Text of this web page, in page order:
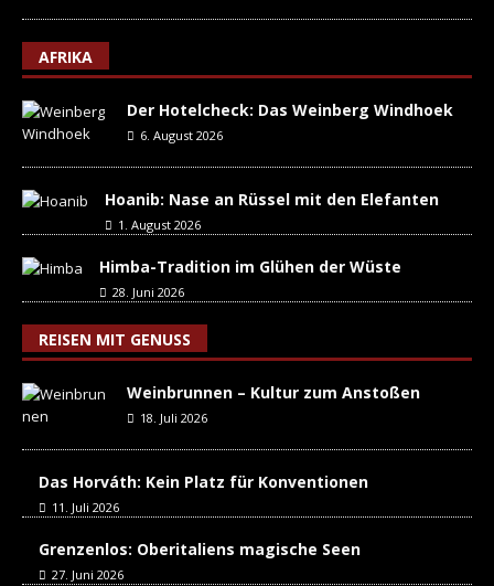
AFRIKA
Der Hotelcheck: Das Weinberg Windhoek
6. August 2026
Hoanib: Nase an Rüssel mit den Elefanten
1. August 2026
Himba-Tradition im Glühen der Wüste
28. Juni 2026
REISEN MIT GENUSS
Weinbrunnen – Kultur zum Anstoßen
18. Juli 2026
Das Horváth: Kein Platz für Konventionen
11. Juli 2026
Grenzenlos: Oberitaliens magische Seen
27. Juni 2026